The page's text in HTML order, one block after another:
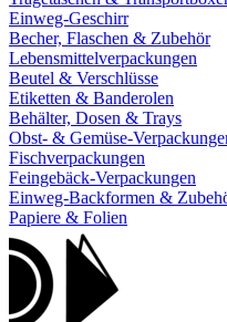
Einweg-Geschirr
Becher, Flaschen & Zubehör
Lebensmittelverpackungen
Beutel & Verschlüsse
Etiketten & Banderolen
Behälter, Dosen & Trays
Obst- & Gemüse-
Fischverpackungen
Feingebäck-Verpackungen
Einweg-Backformen &
Papiere & Folien